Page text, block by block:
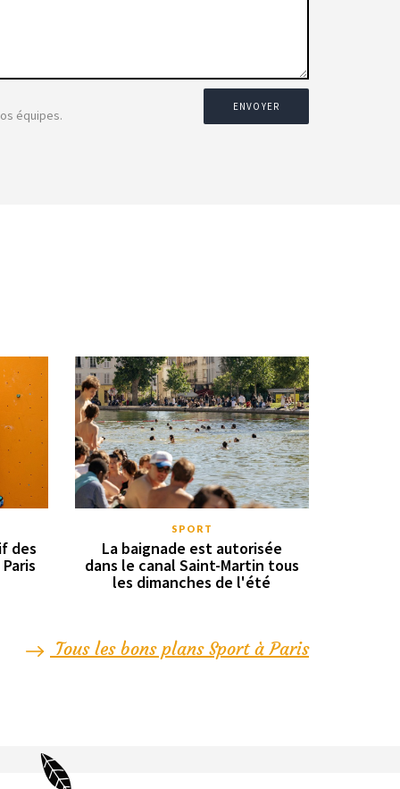
équipes.
ENVOYER
des
SPORT
La baignade est autorisée
dans le canal Saint-Martin tous
les dimanches de l'été
Tous les bons plans Sport à Paris